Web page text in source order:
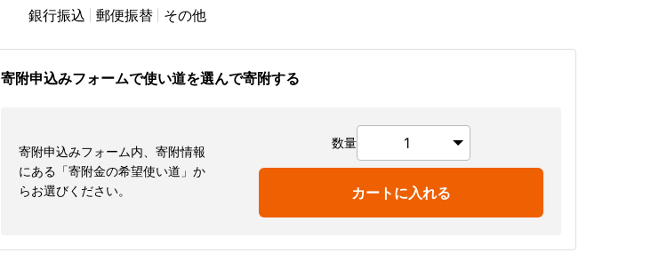
銀行振込
郵便振替 その他
寄附申込みフォームで使い道を選んで寄附する
寄附申込みフォーム内、寄附情報
にある「寄附金の希望使い道」か
らお選びください。
数量
カートに入れる